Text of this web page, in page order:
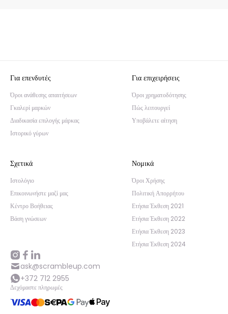
Για επενδυτές
Όροι ανάθεσης απαιτήσεων
Γκαλερί μαρκών
Διαδικασία επιλογής μάρκας
Ιστορικό γύρων
Για επιχειρήσεις
Όροι χρηματοδότησης
Πώς λειτουργεί
Υποβάλετε αίτηση
Σχετικά
Ιστολόγιο
Επικοινωνήστε μαζί μας
Κέντρο Βοήθειας
Βάση γνώσεων
Νομικά
Όροι Χρήσης
Πολιτική Απορρήτου
Ετήσια Έκθεση 2021
Ετήσια Έκθεση 2022
Ετήσια Έκθεση 2023
Ετήσια Έκθεση 2024
ask@scrambleup.com
+372 712 2955
Δεχόμαστε πληρωμές